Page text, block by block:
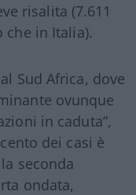
risalita (7.611
che in Italia).
Sud Africa, dove
ovunque
in caduta”,
dei casi è
seconda
ondata,